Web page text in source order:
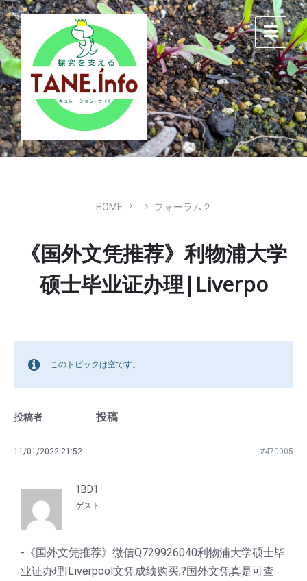
Skip
to
content
Skip
to
main
navigation
Skip
to
footer
HOME フォーラム２
《国外文凭推荐》利物浦大学
硕士毕业证办理|Liverpo
このトピックは空です。
投稿者 投稿
11/01/2022 21:52 #470005
1BD1
ゲスト
-《国外文凭推荐》微信Q729926040利物浦大学硕士毕
业证办理|Liverpool文凭成绩购买,?国外文凭真是可查